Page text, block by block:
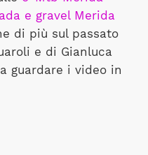
e gravel Merida
di più sul passato
e di Gianluca
guardare i video in